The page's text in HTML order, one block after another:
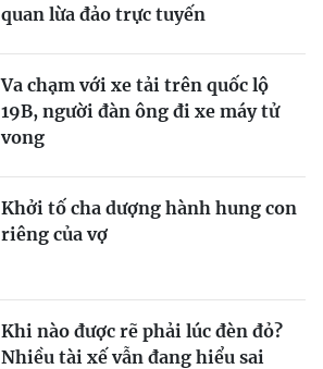
quan lừa đảo trực tuyến
Va chạm với xe tải trên quốc lộ
19B, người đàn ông đi xe máy tử
vong
Khởi tố cha dượng hành hung con
riêng của vợ
Khi nào được rẽ phải lúc đèn đỏ?
Nhiều tài xế vẫn đang hiểu sai